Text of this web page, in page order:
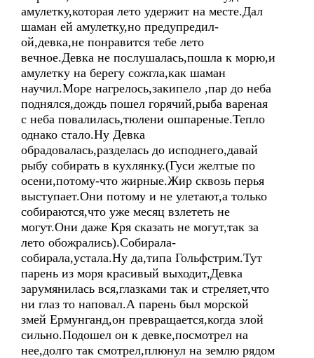
амулетку,которая лето удержит на месте.Дал
шаман ей амулетку,но предупредил-
ой,девка,не понравится тебе лето
вечное.Девка не послушалась,пошла к морю,и
амулетку на берегу сожгла,как шаман
научил.Море нагрелось,закипело ,пар до неба
поднялся,дождь пошел горячий,рыба вареная
с неба повалилась,тюлени ошпареные.Тепло
однако стало.Ну Девка
обрадовалась,разделась до исподнего,давай
рыбу собирать в кухлянку.(Гуси желтые по
осени,потому-что жирные.Жир сквозь перья
выступает.Они потому и не улетают,а только
собираются,что уже месяц взлететь не
могут.Они даже Кря сказать не могут,так за
лето обожрались).Собирала-
собирала,устала.Ну да,типа Гольфстрим.Тут
парень из моря красивый выходит,Девка
зарумянилась вся,глазками так и стреляет,что
ни глаз то наповал.А парень был морской
змей Ермунганд,он превращается,когда злой
сильно.Подошел он к девке,посмотрел на
нее,долго так смотрел,плюнул на землю рядом